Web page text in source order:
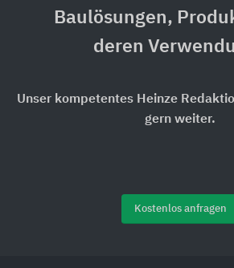
Baulösungen,
deren
Unser kompetentes Heinze
gern weiter.
Kostenlos anfragen